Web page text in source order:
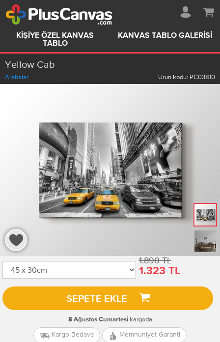
KIŞIYE ÖZEL KANVAS
TABLO
KANVAS TABLO GALERISI
Yellow Cab
Arabalar Ürün kodu: PC03810
1.890 TL
1.323 TL
SEPETE EKLE
8 Ağustos Cumartesikargoda
Kargo Bedava Memnuniyet Garanti